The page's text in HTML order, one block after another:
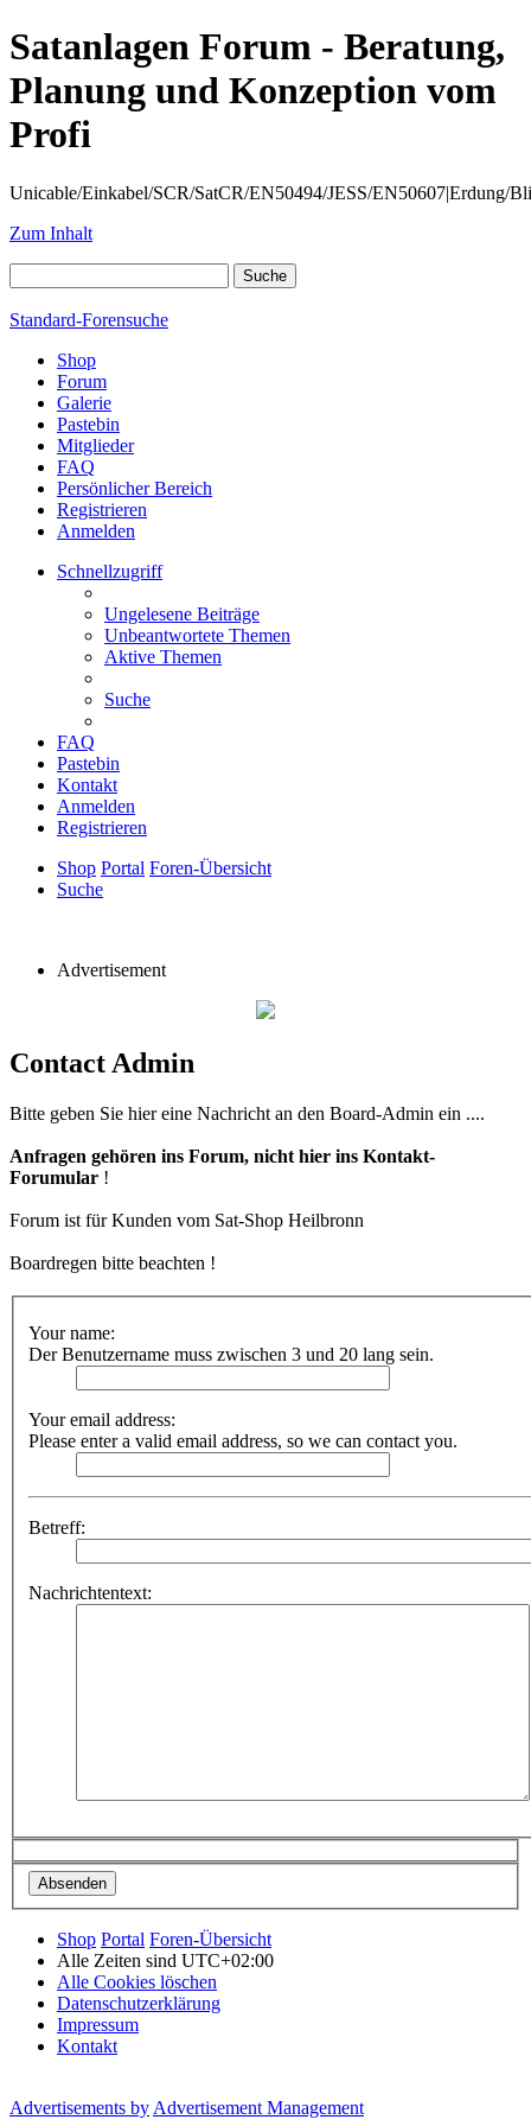
Satanlagen Forum - Beratung,
Planung und Konzeption vom
Profi
Unicable/Einkabel/SCR/SatCR/EN50494/JESS/EN50607|Erdung/
Zum Inhalt
Standard-Forensuche
Shop
Forum
Galerie
Pastebin
Mitglieder
FAQ
Persönlicher Bereich
Registrieren
Anmelden
Schnellzugriff
Ungelesene Beiträge
Unbeantwortete Themen
Aktive Themen
Suche
FAQ
Pastebin
Kontakt
Anmelden
Registrieren
Shop Portal Foren-Übersicht
Suche
Advertisement
Contact Admin
Bitte geben Sie hier eine Nachricht an den Board-Admin ein ....
Anfragen gehören ins Forum, nicht hier ins Kontakt-
Forumular !
Forum ist für Kunden vom Sat-Shop Heilbronn
Boardregen bitte beachten !
Your name:
Der Benutzername muss zwischen 3 und 20 lang sein.
Your email address:
Please enter a valid email address, so we can contact you.
Betreff:
Nachrichtentext:
Shop Portal Foren-Übersicht
Alle Zeiten sind UTC+02:00
Alle Cookies löschen
Datenschutzerklärung
Impressum
Kontakt
Advertisements byAdvertisement Management